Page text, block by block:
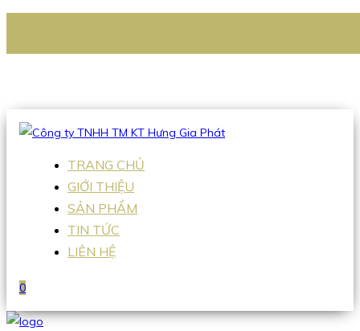
Hotline:0938 336 079
TRANG CHỦ
GIỚI THIỆU
SẢN PHẨM
TIN TỨC
LIÊN HỆ
0